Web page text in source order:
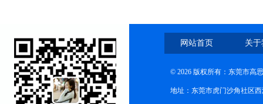
网站首页 关
© 2026 版权所有：东莞市高
地址：东莞市虎门沙角社区